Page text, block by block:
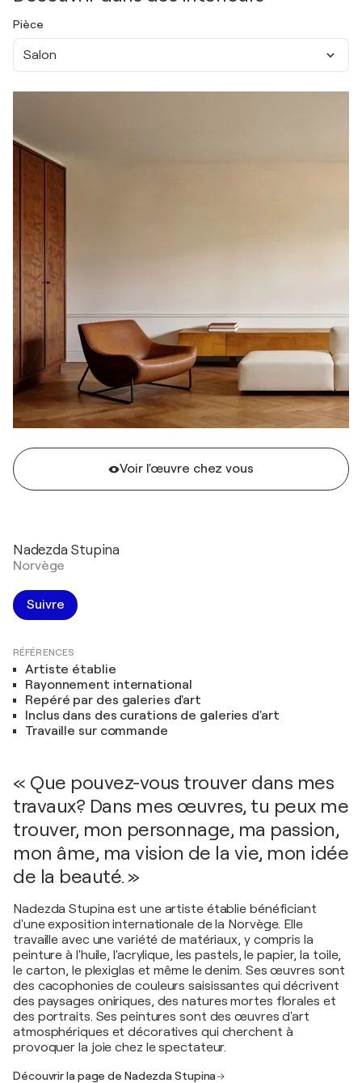
Pièce
Salon
Voir l'œuvre chez vous
Nadezda Stupina
Norvège
Suivre
RÉFÉRENCES
Artiste établie
Rayonnement international
Repéré par des galeries d'art
Inclus dans des curations de galeries d'art
Travaille sur commande
« Que pouvez-vous trouver dans mes
travaux? Dans mes œuvres, tu peux me
trouver, mon personnage, ma passion,
mon âme, ma vision de la vie, mon idée
de la beauté. »
Nadezda Stupina est une artiste établie bénéficiant
d'une exposition internationale de la Norvège. Elle
travaille avec une variété de matériaux, y compris la
peinture à l'huile, l'acrylique, les pastels, le papier, la toile,
le carton, le plexiglas et même le denim. Ses œuvres sont
des cacophonies de couleurs saisissantes qui décrivent
des paysages oniriques, des natures mortes florales et
des portraits. Ses peintures sont des œuvres d'art
atmosphériques et décoratives qui cherchent à
provoquer la joie chez le spectateur.
Découvrir la page de Nadezda Stupina